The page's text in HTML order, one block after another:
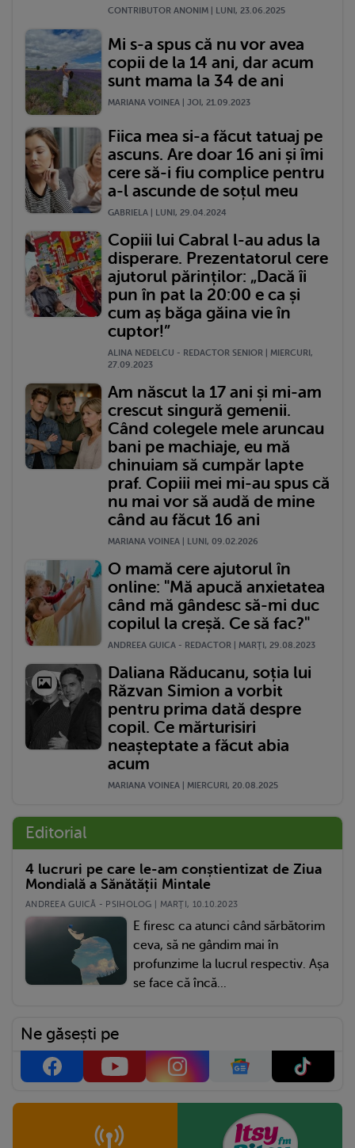
CONTRIBUTOR ANONIM | LUNI, 23.06.2025
Mi s-a spus că nu vor avea
copii de la 14 ani, dar acum
sunt mama la 34 de ani
MARIANA VOINEA | JOI, 21.09.2023
Fiica mea si-a făcut tatuaj pe
ascuns. Are doar 16 ani și îmi
cere să-i fiu complice pentru
a-l ascunde de soțul meu
GABRIELA | LUNI, 29.04.2024
Copiii lui Cabral l-au adus la
disperare. Prezentatorul cere
ajutorul părinților: „Dacă îi
pun în pat la 20:00 e ca și
cum aș băga găina vie în
cuptor!”
ALINA NEDELCU - REDACTOR SENIOR | MIERCURI,
27.09.2023
Am născut la 17 ani și mi-am
crescut singură gemenii.
Când colegele mele aruncau
bani pe machiaje, eu mă
chinuiam să cumpăr lapte
praf. Copiii mei mi-au spus că
nu mai vor să audă de mine
când au făcut 16 ani
MARIANA VOINEA | LUNI, 09.02.2026
O mamă cere ajutorul în
online: "Mă apucă anxietatea
când mă gândesc să-mi duc
copilul la creșă. Ce să fac?"
ANDREEA GUICA - REDACTOR | MARŢI, 29.08.2023
Daliana Răducanu, soția lui
Răzvan Simion a vorbit
pentru prima dată despre
copil. Ce mărturisiri
neașteptate a făcut abia
acum
MARIANA VOINEA | MIERCURI, 20.08.2025
Editorial
4 lucruri pe care le-am conștientizat de Ziua
Mondială a Sănătății Mintale
ANDREEA GUICĂ - PSIHOLOG | MARŢI, 10.10.2023
E firesc ca atunci când sărbătorim
ceva, să ne gândim mai în
profunzime la lucrul respectiv. Așa
se face că încă...
Ne găsești pe